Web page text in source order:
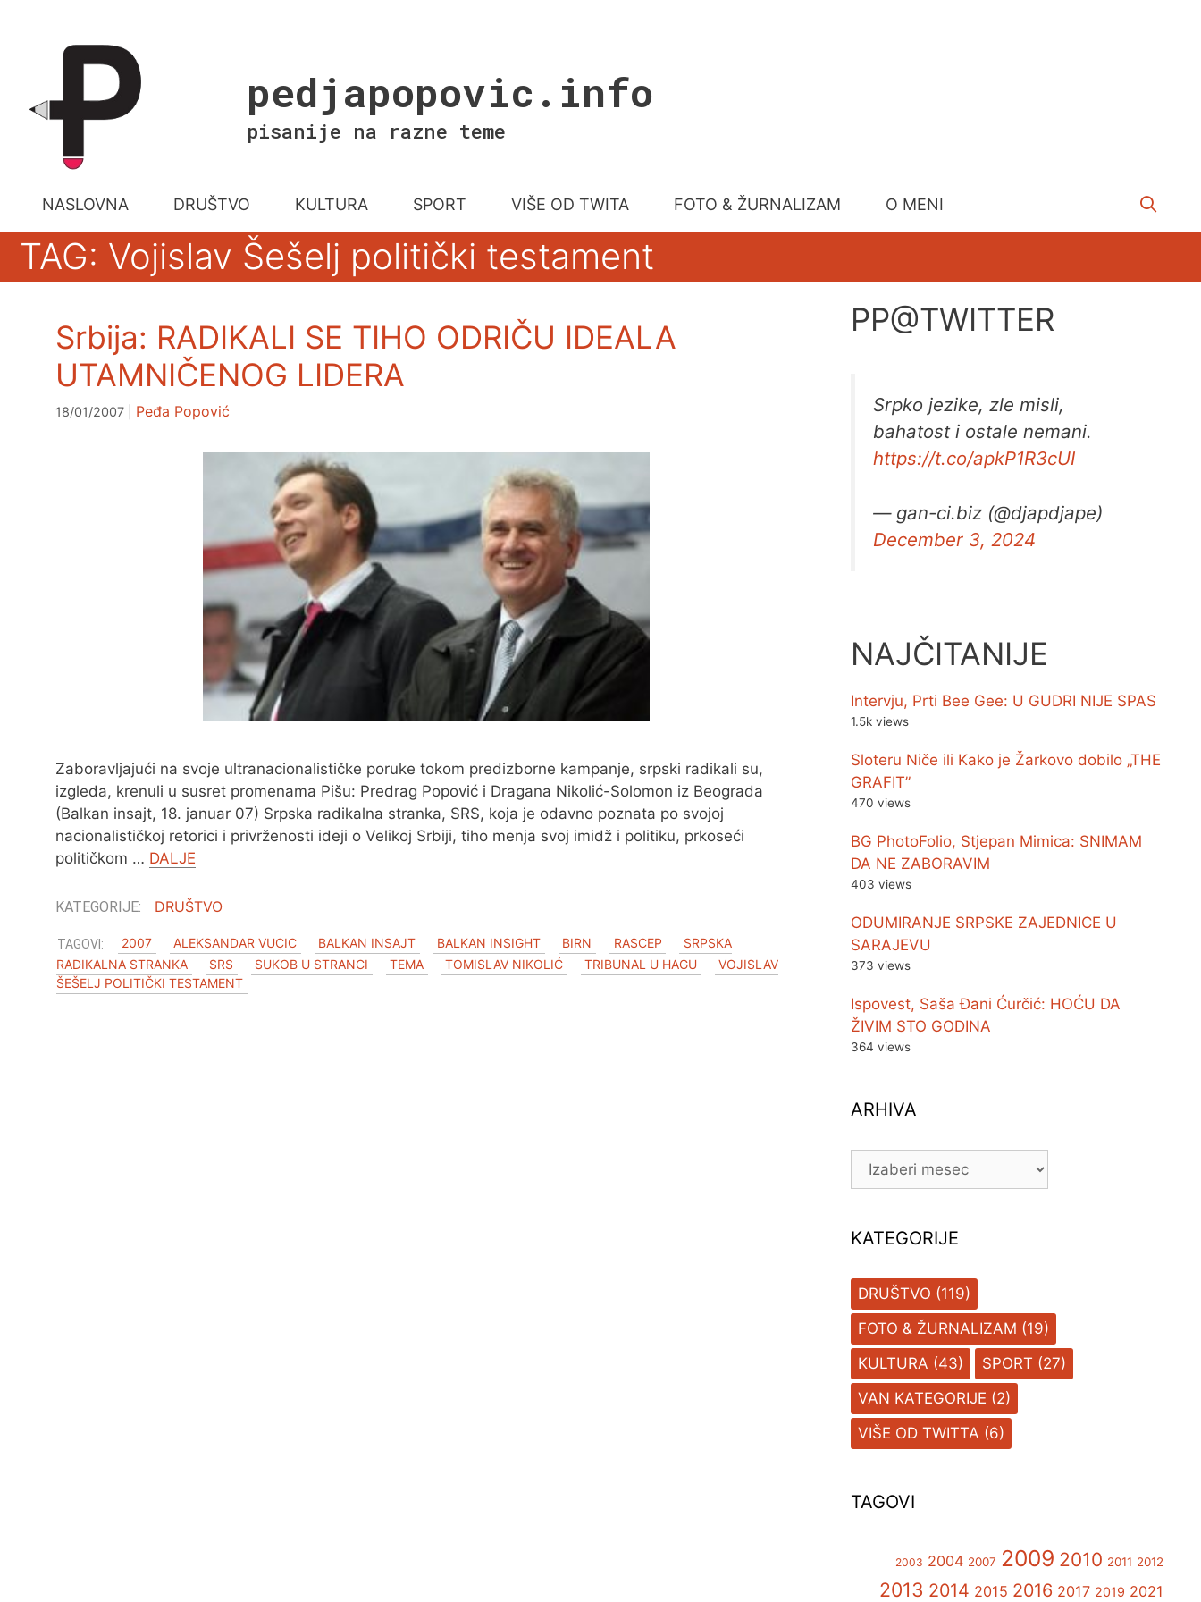
pedjapopovic.info
pisanije na razne teme
NASLOVNA DRUŠTVO KULTURA SPORT VIŠE OD TWITA FOTO & ŽURNALIZAM O MENI
TAG: Vojislav Šešelj politički testament
Srbija: RADIKALI SE TIHO ODRIČU IDEALA
UTAMNIČENOG LIDERA
18/01/2007 Peđa Popović
Zaboravljajući na svoje ultranacionalističke poruke tokom predizborne kampanje, srpski radikali su,
izgleda, krenuli u susret promenama Pišu: Predrag Popović i Dragana Nikolić-Solomon iz Beograda
(Balkan insajt, 18. januar 07) Srpska radikalna stranka, SRS, koja je odavno poznata po svojoj
nacionalističkoj retorici i privrženosti ideji o Velikoj Srbiji, tiho menja svoj imidž i politiku, prkoseći
političkom … DALJE
DRUŠTVO
2007 ALEKSANDAR VUCIC BALKAN INSAJT BALKAN INSIGHT BIRN RASCEP
SRPSKA
RADIKALNA STRANKA
SRS SUKOB U STRANCI TEMA TOMISLAV NIKOLIĆ TRIBUNAL U HAGU
VOJISLAV
ŠEŠELJ POLITIČKI TESTAMENT
PP@TWITTER
Srpko jezike, zle misli,
bahatost i ostale nemani.
https://t.co/apkP1R3cUI
— gan-ci.biz (@djapdjape)
December 3, 2024
NAJČITANIJE
Intervju, Prti Bee Gee: U GUDRI NIJE SPAS
1.5k views
Sloteru Niče ili Kako je Žarkovo dobilo „THE
GRAFIT”
470 views
BG PhotoFolio, Stjepan Mimica: SNIMAM
DA NE ZABORAVIM
403 views
ODUMIRANJE SRPSKE ZAJEDNICE U
SARAJEVU
373 views
Ispovest, Saša Đani Ćurčić: HOĆU DA
ŽIVIM STO GODINA
364 views
ARHIVA
ARHIVA
KATEGORIJE
DRUŠTVO (119)
FOTO & ŽURNALIZAM (19)
KULTURA (43) SPORT (27)
VAN KATEGORIJE (2)
VIŠE OD TWITTA (6)
TAGOVI
2003 2004 2007 2009 2010 2011 2012
2013 2014 2015 2016 2017 2019 2021